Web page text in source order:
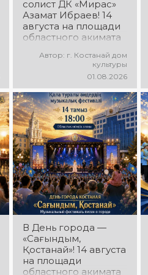
солист ДК «Мирас»
Азамат Ибраев! 14
августа на площади
областного акимата
концертная
программа Азамата
Ибраева! Вас ждут
любимые песни,
яркое выступление,
мощная энергия и
праздничное
настроение!
Автор: г. Костанай дом
культуры
01.08.2026
В День города —
«Сағындым,
Қостанай»! 14 августа
на площади
областного акимата